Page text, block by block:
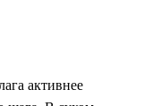
активнее